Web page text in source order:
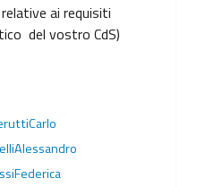
ai requisiti
del vostro CdS)